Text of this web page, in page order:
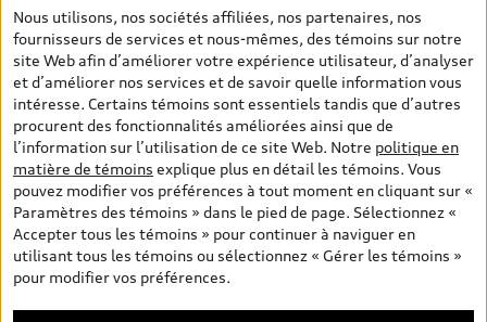
de transport et d’inspection de prélivraison, les taxes
environnementales (pour les véhicules neufs) et les frais
d’administration des concessionnaires. Toutefois, les taxes de
vente sont exclues. Veuillez noter que les prix de l’estimateur de
versements sont des PDSF s’il a été consulté au moyen de l’onglet
Configurateur et prix (à titre indicatif). Toutefois, s’il a été
consulté à partir des pages de recherche de véhicules neufs et
d’occasion, les prix indiqués sont des prix de vente (prix de vente
réels). Sur les pages de renseignements généraux sur les
véhicules, les modèles sont montrés à titre indicatif seulement,
avec des caractéristiques qui peuvent ne pas être offertes sur les
modèles canadiens. Malgré les efforts déployés pour assurer
l’exactitude de ces renseignements, des erreurs peuvent survenir
et la disponibilité peut changer; veuillez donc visiter votre
Nous utilisons, nos sociétés affiliées, nos partenaires, nos
fournisseurs de services et nous-mêmes, des témoins sur notre
site Web afin d’améliorer votre expérience utilisateur, d’analyser
et d’améliorer nos services et de savoir quelle information vous
intéresse. Certains témoins sont essentiels tandis que d’autres
procurent des fonctionnalités améliorées ainsi que de
l’information sur l’utilisation de ce site Web. Notre politique en
matière de témoins explique plus en détail les témoins. Vous
pouvez modifier vos préférences à tout moment en cliquant sur «
Paramètres des témoins » dans le pied de page. Sélectionnez «
Accepter tous les témoins » pour continuer à naviguer en
utilisant tous les témoins ou sélectionnez « Gérer les témoins »
pour modifier vos préférences.